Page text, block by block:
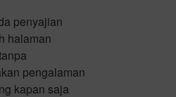
penyajian
halaman
pengalaman
kapan saja